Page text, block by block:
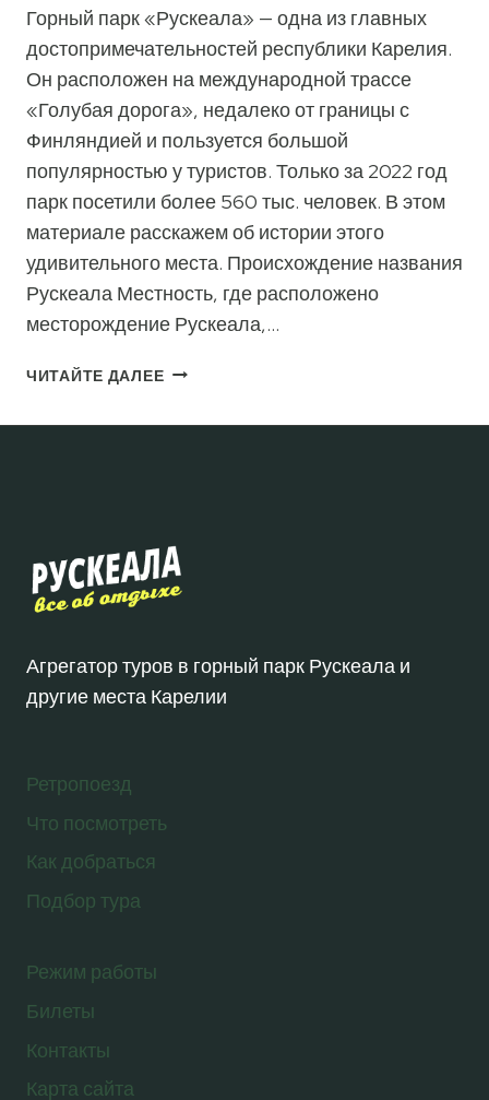
Горный парк «Рускеала» — одна из главных
достопримечательностей республики Карелия.
Он расположен на международной трассе
«Голубая дорога», недалеко от границы с
Финляндией и пользуется большой
популярностью у туристов. Только за 2022 год
парк посетили более 560 тыс. человек. В этом
материале расскажем об истории этого
удивительного места. Происхождение названия
Рускеала Местность, где расположено
месторождение Рускеала,…
ЧИТАЙТЕ ДАЛЕЕИСТОРИЯ
Агрегатор туров в горный парк Рускеала и
другие места Карелии
Ретропоезд
Что посмотреть
Как добраться
Подбор тура
Режим работы
Билеты
Контакты
Карта сайта